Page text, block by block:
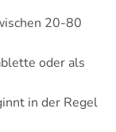
20-80
oder als
in der Regel